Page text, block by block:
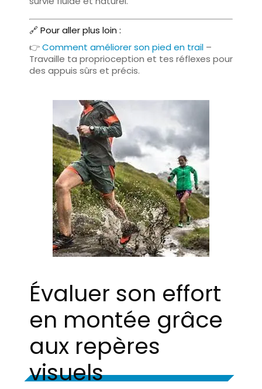
🔗 Pour aller plus loin :
👉Comment améliorer son pied en trail –
Travaille ta proprioception et tes réflexes pour
des appuis sûrs et précis.
Évaluer son effort
en montée grâce
aux repères
visuels